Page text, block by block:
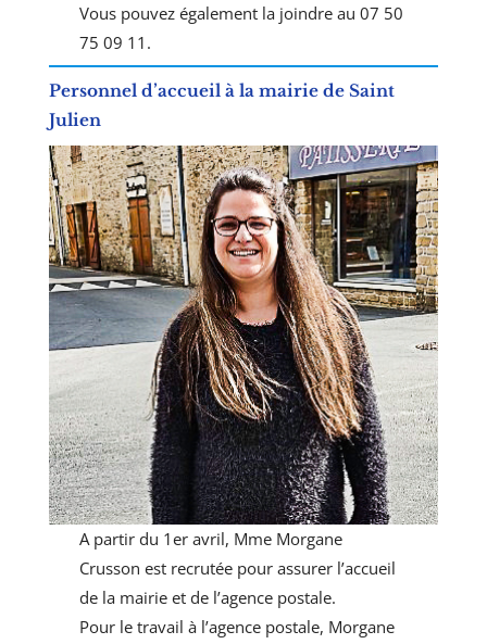
Vous pouvez également la joindre au 07 50
75 09 11.
Personnel d’accueil à la mairie de Saint
Julien
A partir du 1er avril, Mme Morgane
Crusson est recrutée pour assurer l’accueil
de la mairie et de l’agence postale.
Pour le travail à l’agence postale, Morgane